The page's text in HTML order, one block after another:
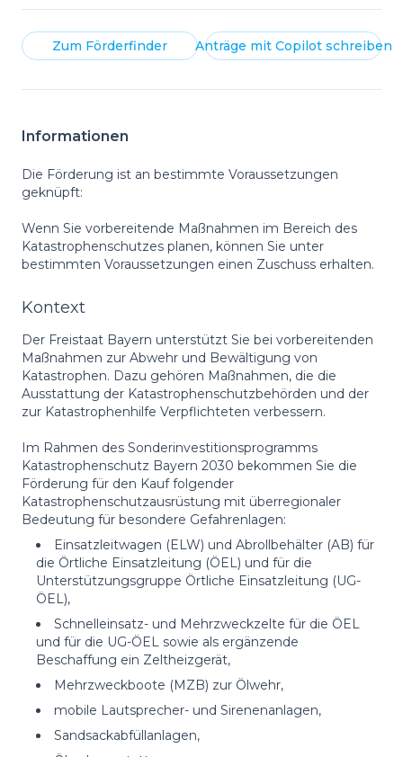
Zum Förderfinder Anträge mit Copilotschreiben
Informationen
Die Förderung ist an bestimmte Voraussetzungen
geknüpft:
Wenn Sie vorbereitende Maßnahmen im Bereich des
Katastrophenschutzes planen, können Sie unter
bestimmten Voraussetzungen einen Zuschuss erhalten.
Kontext
Der Freistaat Bayern unterstützt Sie bei vorbereitenden
Maßnahmen zur Abwehr und Bewältigung von
Katastrophen. Dazu gehören Maßnahmen, die die
Ausstattung der Katastrophenschutzbehörden und der
zur Katastrophenhilfe Verpflichteten verbessern.
Im Rahmen des Sonderinvestitionsprogramms
Katastrophenschutz Bayern 2030 bekommen Sie die
Förderung für den Kauf folgender
Katastrophenschutzausrüstung mit überregionaler
Bedeutung für besondere Gefahrenlagen:
Einsatzleitwagen (ELW) und Abrollbehälter (AB) für
die Örtliche Einsatzleitung (ÖEL) und für die
Unterstützungsgruppe Örtliche Einsatzleitung (UG-
ÖEL),
Schnelleinsatz- und Mehrzweckzelte für die ÖEL
und für die UG-ÖEL sowie als ergänzende
Beschaffung ein Zeltheizgerät,
Mehrzweckboote (MZB) zur Ölwehr,
mobile Lautsprecher- und Sirenenanlagen,
Sandsackabfüllanlagen,